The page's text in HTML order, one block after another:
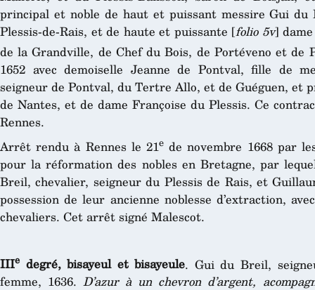
principal et noble de haut et puissant messire Gui
Plessis-de-Rais, et de haute et puissante [folio 5v]
de la Grandville, de Chef du Bois, de Portéveno et de
1652 avec demoiselle Jeanne de Pontval, fille de
seigneur de Pontval, du Tertre Allo, et de Guéguen, et
de Nantes, et de dame Françoise du Plessis. Ce
Rennes.
Arrêt rendu à Rennes le 21e de novembre 1668 par
pour la réformation des nobles en Bretagne, par
Breil, chevalier, seigneur du Plessis de Rais, et
possession de leur ancienne noblesse d’extraction,
chevaliers. Cet arrêt signé Malescot.
IIIe degré, bisayeul et bisayeule. Gui du Breil,
femme, 1636.D’azur à un chevron d’argent,